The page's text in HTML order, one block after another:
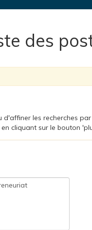
des
les recherches
cliquant sur le bouton